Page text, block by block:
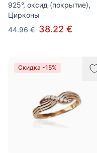
925°, оксид (покрытие),
Цирконы
44.96 € 38.22 €
Скидка -15%